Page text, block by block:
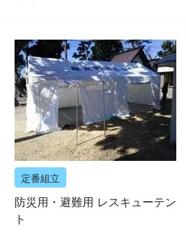
防災用・避難用 レスキューテン
ト